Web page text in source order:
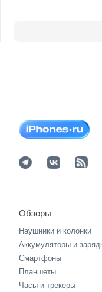
Обзоры
Наушники и колонки
Аккумуляторы и
Смартфоны
Планшеты
Часы и трекеры